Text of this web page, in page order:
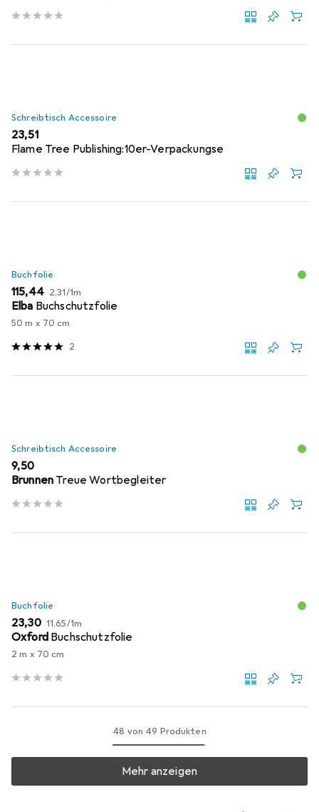
Schreibtisch Accessoire
EUR
23,51
Flame Tree Publishing:10er-Verpackungse
Buchfolie
EUR
115,44 EUR
2,31/1m
Elba Buchschutzfolie
50 m x 70 cm
2
Schreibtisch Accessoire
EUR
9,50
Brunnen Treue Wortbegleiter
Buchfolie
EUR
23,30 EUR
11,65/1m
Oxford Buchschutzfolie
2 m x 70 cm
48 von 49 Produkten
Mehr anzeigen